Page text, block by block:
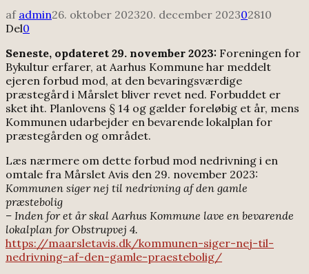
af admin26. oktober 202320. december 202302810
Del0
Seneste, opdateret 29. november 2023: Foreningen for
Bykultur erfarer, at Aarhus Kommune har meddelt
ejeren forbud mod, at den bevaringsværdige
præstegård i Mårslet bliver revet ned. Forbuddet er
sket iht. Planlovens § 14 og gælder foreløbig et år, mens
Kommunen udarbejder en bevarende lokalplan for
præstegården og området.
Læs nærmere om dette forbud mod nedrivning i en
omtale fra Mårslet Avis den 29. november 2023:
Kommunen siger nej til nedrivning af den gamle
præstebolig
– Inden for et år skal Aarhus Kommune lave en bevarende
lokalplan for Obstrupvej 4.
https://maarsletavis.dk/kommunen-siger-nej-til-
nedrivning-af-den-gamle-praestebolig/